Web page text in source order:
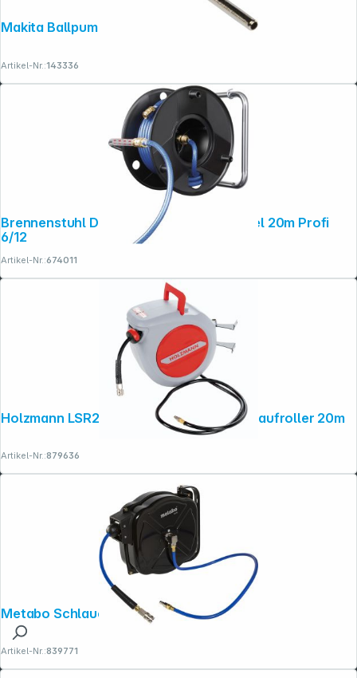
Makita Ballpumpenadapter
Artikel-Nr.:143336
Brennenstuhl Druckluft Schlauchtrommel 20m Profi
6/12
Artikel-Nr.:674011
Holzmann LSR20AIR Druckluft- schlauchaufroller 20m
Artikel-Nr.:879636
Metabo Schlauchaufroller SA 312
Artikel-Nr.:839771